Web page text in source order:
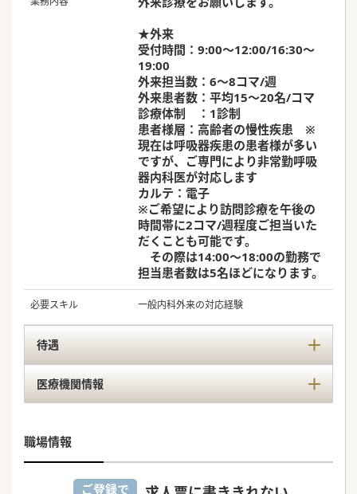
★外来
受付時間：9:00～12:00/16:30～
19:00
外来担当数：6～8コマ/週
外来患者数：平均15～20名/コマ
診療体制 ：1診制
患者様層：高齢者の慢性疾患 ※
現在は呼吸器疾患の患者様が多い
ですが、ご専門により非常勤呼吸
器内科医が対応します
カルテ：電子
※ご希望により訪問診療を午後の
時間帯に2コマ/週程度ご担当いた
だくことも可能です。
その際は14:00～18:00の勤務で
担当患者数は5名ほどになります。
必要スキル 一般内科外来の対応経験
待遇
医療機関情報
職場情報
ご登録で